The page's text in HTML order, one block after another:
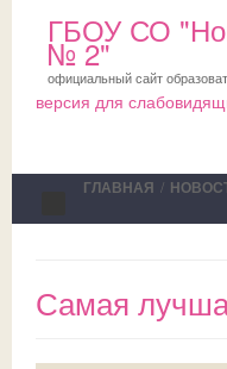
ГБОУ СО
№ 2"
официальный сайт
версия для
Школа
ГЛАВНАЯ /
Самая